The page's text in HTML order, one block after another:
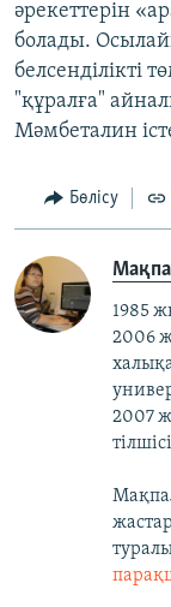
әрекеттерін
болады.
белсенділікті
"құралға"
Мәмбеталин
Бөлісу
1985
2006
2007